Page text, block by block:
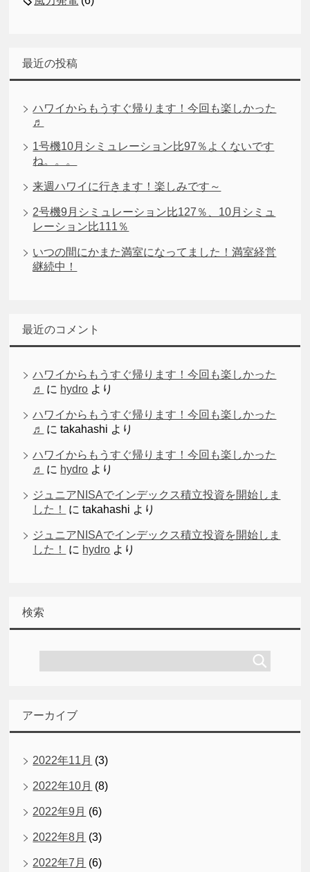
最近の投稿
ハワイからもうすぐ帰ります！今回も楽しかった
♬
1号機10月シミュレーション比97％よくないです
ね。。。
来週ハワイに行きます！楽しみです～
2号機9月シミュレーション比127％、10月シミュ
レーション比111％
いつの間にかまた満室になってました！満室経営
継続中！
最近のコメント
ハワイからもうすぐ帰ります！今回も楽しかった
♬
に hydro より
ハワイからもうすぐ帰ります！今回も楽しかった
♬
にtakahashi より
ハワイからもうすぐ帰ります！今回も楽しかった
♬
に hydro より
ジュニアNISAでインデックス積立投資を開始しま
した！
にtakahashi より
ジュニアNISAでインデックス積立投資を開始しま
した！
に hydro より
検索
アーカイブ
2022年11月 (3)
2022年10月 (8)
2022年9月 (6)
2022年8月 (3)
2022年7月 (6)